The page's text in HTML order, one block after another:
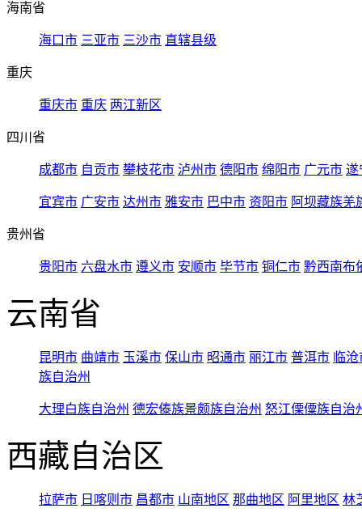
海南省
海口市 三亚市 三沙市 直辖县级
重庆
重庆市 重庆 两江新区
四川省
成都市 自贡市 攀枝花市 泸州市 德阳市 绵阳市 广元市 遂
宜宾市 广安市 达州市 雅安市 巴中市 资阳市 阿坝藏族羌
贵州省
贵阳市 六盘水市 遵义市 安顺市 毕节市 铜仁市 黔西南布
云南省
昆明市 曲靖市 玉溪市 保山市 昭通市 丽江市 普洱市 临
族自治州
大理白族自治州 德宏傣族景颇族自治州 怒江傈僳族自治
西藏自治区
拉萨市 日喀则市 昌都市 山南地区 那曲地区 阿里地区 林